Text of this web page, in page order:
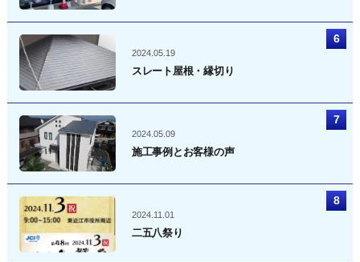
2024.05.19
スレート屋根・縁切り
2024.05.09
施工事例とお客様の声
2024.11.01
二五八祭り